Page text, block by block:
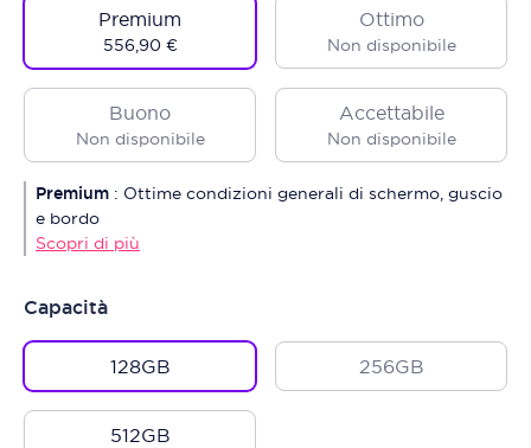
Premium
556,90 €
Ottimo
Non disponibile
Buono
Non disponibile
Accettabile
Non disponibile
Premium : Ottime condizioni generali di schermo, guscio
e bordo
Scopri di più
Capacità
128GB 256GB
512GB